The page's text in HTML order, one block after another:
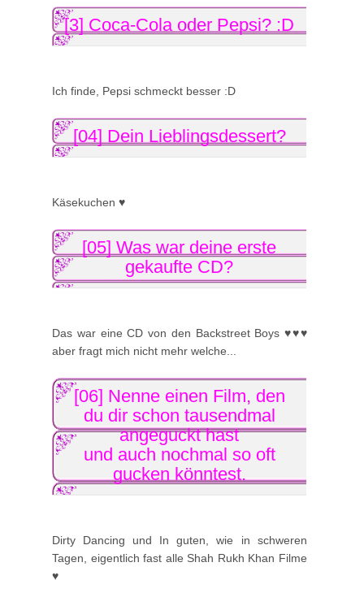
[3] Coca-Cola oder Pepsi? :D
Ich finde, Pepsi schmeckt besser :D
[04] Dein Lieblingsdessert?
Käsekuchen ♥
[05] Was war deine erste
gekaufte CD?
Das war eine CD von den Backstreet Boys ♥♥♥
aber fragt mich nicht mehr welche...
[06] Nenne einen Film, den
du dir schon tausendmal
angeguckt hast
und auch nochmal so oft
gucken könntest.
Dirty Dancing und In guten, wie in schweren
Tagen, eigentlich fast alle Shah Rukh Khan Filme
♥